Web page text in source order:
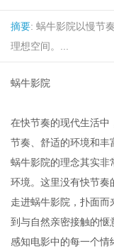
摘要: 蜗牛影院以慢节
理想空间。...
蜗牛影院
在快节奏的现代生活中
节奏、舒适的环境和丰
蜗牛影院的理念其实非
环境。这里没有快节奏
走进蜗牛影院，扑面
到与自然亲密接触的惬
感知电影中的每一个情